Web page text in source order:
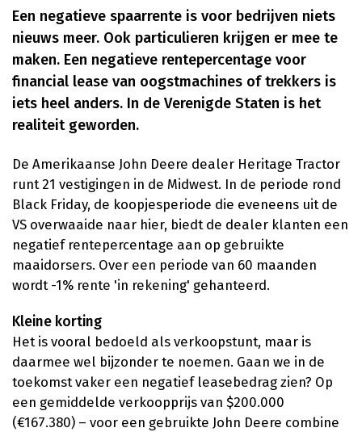
Een negatieve spaarrente is voor bedrijven niets
nieuws meer. Ook particulieren krijgen er mee te
maken. Een negatieve rentepercentage voor
financial lease van oogstmachines of trekkers is
iets heel anders. In de Verenigde Staten is het
realiteit geworden.
De Amerikaanse John Deere dealer Heritage Tractor
runt 21 vestigingen in de Midwest. In de periode rond
Black Friday, de koopjesperiode die eveneens uit de
VS overwaaide naar hier, biedt de dealer klanten een
negatief rentepercentage aan op gebruikte
maaidorsers. Over een periode van 60 maanden
wordt -1% rente 'in rekening' gehanteerd.
Kleine korting
Het is vooral bedoeld als verkoopstunt, maar is
daarmee wel bijzonder te noemen. Gaan we in de
toekomst vaker een negatief leasebedrag zien? Op
een gemiddelde verkoopprijs van $200.000
(€167.380) – voor een gebruikte John Deere combine